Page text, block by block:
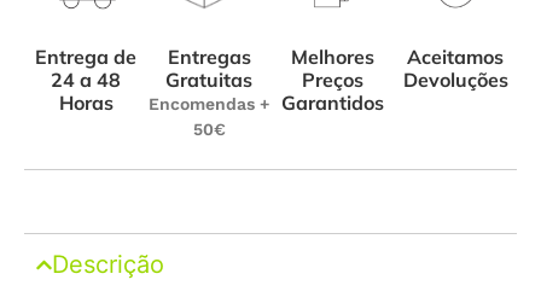
Entrega de
24 a 48
Horas
Entregas
Gratuitas
Encomendas +
50€
Melhores
Preços
Garantidos
Aceitamos
Devoluções
Descrição